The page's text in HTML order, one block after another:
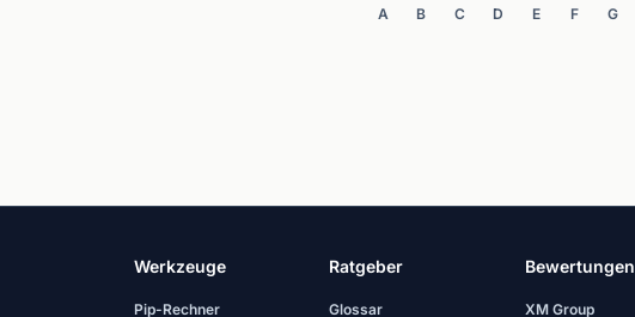
A B C D E F G
Werkzeuge
Pip-Rechner
Ratgeber
Glossar
Bewertungen
XM Group